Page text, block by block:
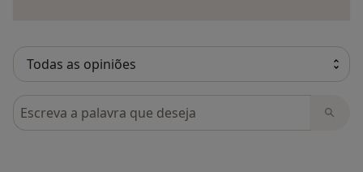
Pesquisar em opiniões